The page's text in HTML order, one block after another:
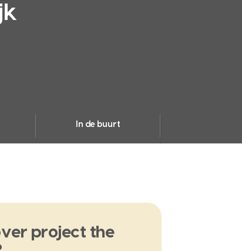
In de buurt
project the